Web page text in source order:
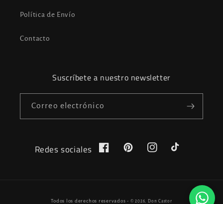
Política de Envío
Contacto
Suscríbete a nuestro newsletter
Correo electrónico
Redes sociales FacebookPinterestInstagramTikTok
Todos los derechos reservados - © 2026, Don Castor